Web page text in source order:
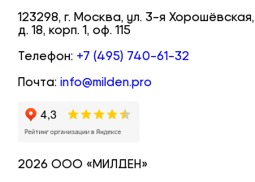
123298, г. Москва, ул. 3-я Хорошёвская,
д. 18, корп. 1, оф. 115
Телефон: +7 (495) 740-61-32
Почта:info@milden.pro
2026 ООО «МИЛДЕН»